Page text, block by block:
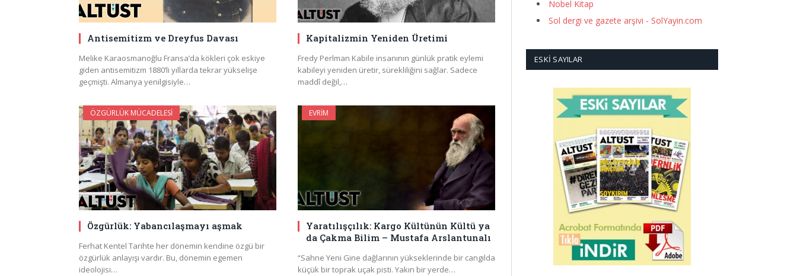
Antisemitizm ve Dreyfus Davası
Melike Karaosmanoğlu Fransa’da kökleri çok eskiye
giden antisemitizm 1880’li yıllarda tekrar yükselişe
geçmişti. Almanya yenilgisiyle…
Kapitalizmin Yeniden Üretimi
Fredy Perlman Kabile insanının günlük pratik eylemi
kabileyi yeniden üretir, sürekliliğini sağlar. Sadece
maddî değil,…
ÖZGÜRLÜK MÜCADELESI
Özgürlük: Yabancılaşmayı aşmak
Ferhat Kentel Tarihte her dönemin kendine özgü bir
özgürlük anlayışı vardır. Bu, dönemin egemen
ideolojisi…
EVRIM
Yaratılışçılık: Kargo Kültünün Kültü ya
da Çakma Bilim – Mustafa Arslantunalı
“Sahne Yeni Gine dağlarının yükseklerinde bir cangılda
küçük bir toprak uçak pisti. Yakın bir yerde…
Nobel Kitap
Sol dergi ve gazete arşivi - SolYayin.com
ESKI SAYILAR